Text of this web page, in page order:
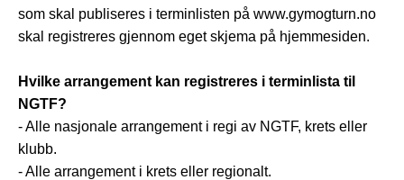
som skal publiseres i terminlisten på www.gymogturn.no
skal registreres gjennom eget skjema på hjemmesiden.
Hvilke arrangement kan registreres i terminlista til
NGTF?
- Alle nasjonale arrangement i regi av NGTF, krets eller
klubb.
- Alle arrangement i krets eller regionalt.